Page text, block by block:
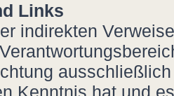
Links
indirekten
Kenntnis hat und